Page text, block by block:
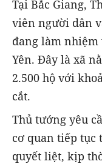
Tại Bắc Giang,
viên người dân
đang làm nhiệm
Yên. Đây là xã
2.500 hộ với
cắt.
Thủ tướng yêu
cơ quan tiếp tục
quyết liệt, kịp